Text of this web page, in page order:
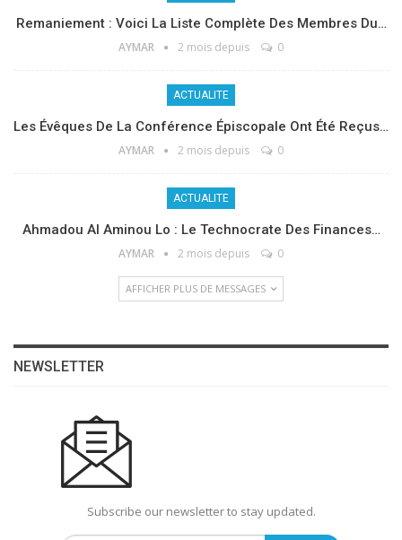
Remaniement : Voici La Liste Complète Des Membres Du…
AYMAR 2 mois depuis 0
ACTUALITE
Les Évêques De La Conférence Épiscopale Ont Été Reçus…
AYMAR 2 mois depuis 0
ACTUALITE
Ahmadou Al Aminou Lo : Le Technocrate Des Finances…
AYMAR 2 mois depuis 0
AFFICHER PLUS DE MESSAGES
NEWSLETTER
Subscribe our newsletter to stay updated.